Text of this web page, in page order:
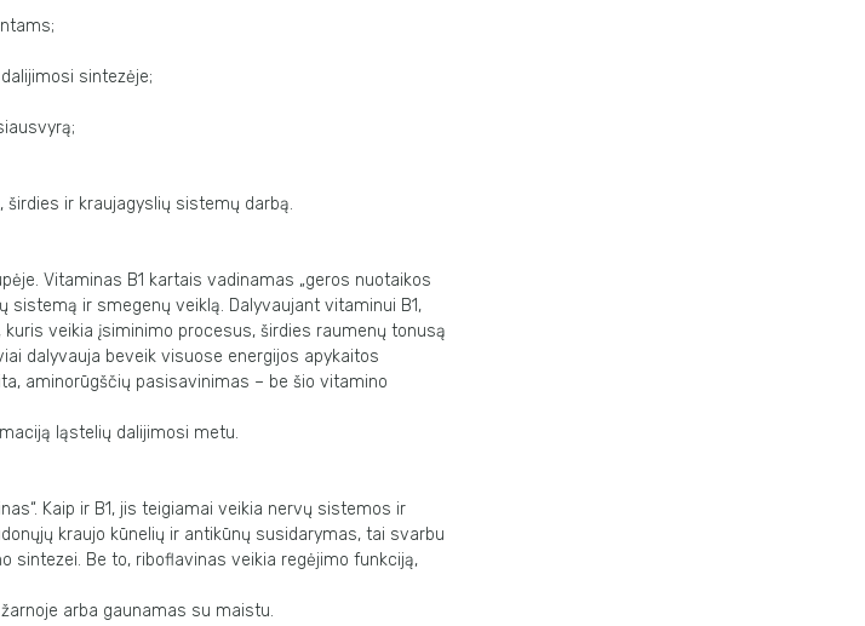
sintezėje;
širdies ir kraujagyslių sistemų darbą.
Vitaminas B1 kartais vadinamas „geros nuotaikos
sistemą ir smegenų veiklą. Dalyvaujant vitaminui B1,
veikia įsiminimo procesus, širdies raumenų tonusą
dalyvauja beveik visuose energijos apykaitos
aminorūgščių pasisavinimas – be šio vitamino
ląstelių dalijimosi metu.
Kaip ir B1, jis teigiamai veikia nervų sistemos ir
kraujo kūnelių ir antikūnų susidarymas, tai svarbu
sintezei. Be to, riboflavinas veikia regėjimo funkciją,
arba gaunamas su maistu.